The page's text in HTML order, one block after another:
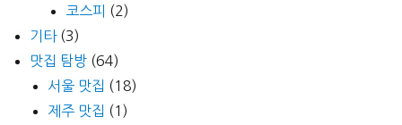
코스피 (2)
기타(3)
맛집 탐방 (64)
서울 맛집 (18)
제주 맛집 (1)